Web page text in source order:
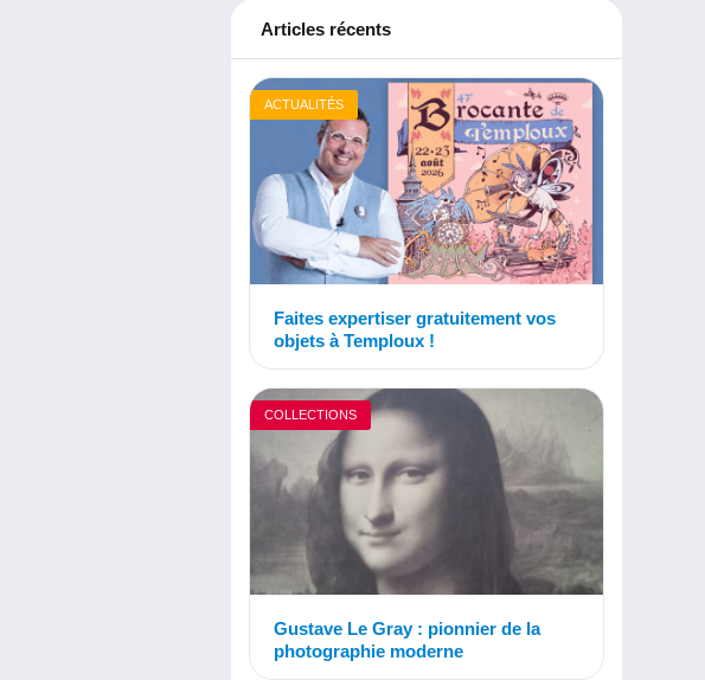
Articles récents
ACTUALITÉS
Faites expertiser gratuitement vos
objets à Temploux !
COLLECTIONS
Gustave Le Gray : pionnier de la
photographie moderne